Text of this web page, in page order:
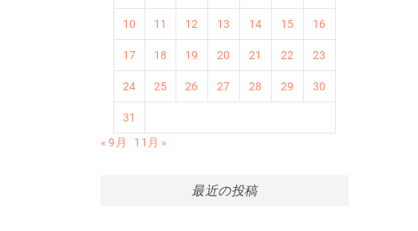
10 11 12 13 14 15 16
17 18 19 20 21 22 23
24 25 26 27 28 29 30
31
« 9月
11月 »
最近の投稿